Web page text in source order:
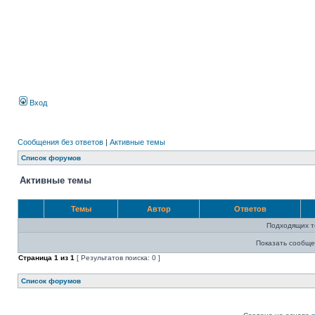
Вход
Сообщения без ответов | Активные темы
Список форумов
Активные темы
Темы Автор Ответов
Подходящих
Показать
Страница 1 из 1 [ Результатов поиска: 0 ]
Список форумов